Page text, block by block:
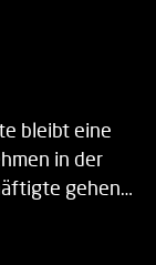
bleibt eine
in der
gehen…